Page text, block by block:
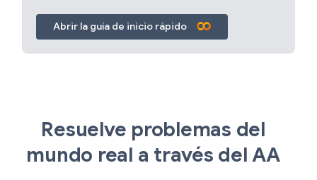
Abrir la guía de inicio rápido
Resuelve problemas del
mundo real a través del AA